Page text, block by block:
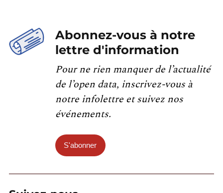
Abonnez-vous à notre
lettre d'information
Pour ne rien manquer de l’actualité
de l’open data, inscrivez-vous à
notre infolettre et suivez nos
événements.
S'abonner